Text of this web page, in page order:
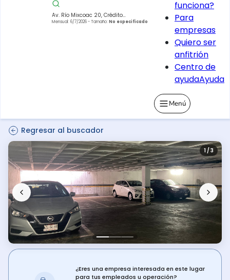
Av. Río Mixcoac 20, Crédito
Constructor, Benito Juárez, 03940
Mensual: 6/7/2026- Tamaño: No especificado
funciona?
Para
empresas
Quiero ser
anfitrión
Centro de
ayudaAyuda
Menú
Regresar al buscador
1 / 3
¿Eres una empresa interesada en este lugar
para tus empleados u operación?